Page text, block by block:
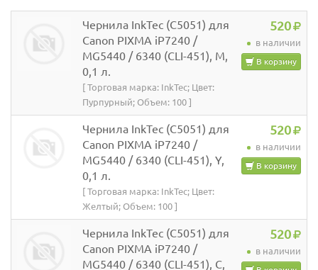
Чернила InkTec (C5051) для
Canon PIXMA iP7240 /
MG5440 / 6340 (CLI-451), M,
0,1 л.
[ Торговая марка: InkTec; Цвет:
Пурпурный; Объем: 100 ]
520
в наличии
В корзину
Чернила InkTec (C5051) для
Canon PIXMA iP7240 /
MG5440 / 6340 (CLI-451), Y,
0,1 л.
[ Торговая марка: InkTec; Цвет:
Желтый; Объем: 100 ]
520
в наличии
В корзину
Чернила InkTec (C5051) для
Canon PIXMA iP7240 /
MG5440 / 6340 (CLI-451), C,
520
в наличии